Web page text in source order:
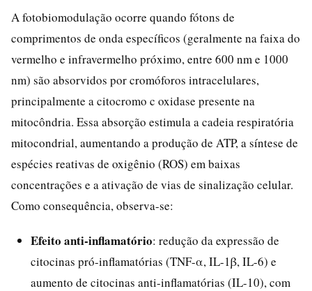
A fotobiomodulação ocorre quando fótons de
comprimentos de onda específicos (geralmente na faixa do
vermelho e infravermelho próximo, entre 600 nm e 1000
nm) são absorvidos por cromóforos intracelulares,
principalmente a citocromo c oxidase presente na
mitocôndria. Essa absorção estimula a cadeia respiratória
mitocondrial, aumentando a produção de ATP, a síntese de
espécies reativas de oxigênio (ROS) em baixas
concentrações e a ativação de vias de sinalização celular.
Como consequência, observa-se:
Efeito anti-inflamatório: redução da expressão de
citocinas pró-inflamatórias (TNF-α, IL-1β, IL-6) e
aumento de citocinas anti-inflamatórias (IL-10), com